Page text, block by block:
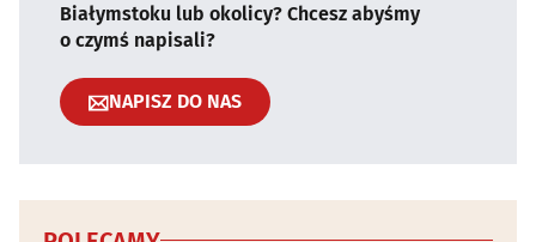
Białymstoku lub okolicy? Chcesz abyśmy
o czymś napisali?
NAPISZ DO NAS